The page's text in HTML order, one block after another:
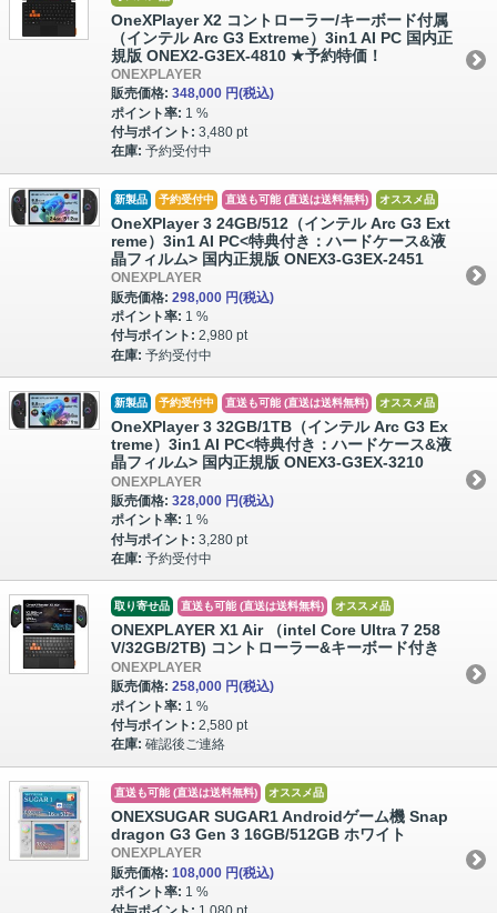
OneXPlayer X2 コントローラー/キーボード付属
（インテル Arc G3 Extreme）3in1 AI PC 国内正
規版 ONEX2-G3EX-4810 ★予約特価！
ONEXPLAYER
販売価格: 348,000 円(税込)
ポイント率: 1 %
付与ポイント: 3,480 pt
在庫: 予約受付中
新製品 予約受付中 直送も可能 (直送は送料無料) オススメ品
OneXPlayer 3 24GB/512（インテル Arc G3 Ext
reme）3in1 AI PC<特典付き：ハードケース&液
晶フィルム> 国内正規版 ONEX3-G3EX-2451
ONEXPLAYER
販売価格: 298,000 円(税込)
ポイント率: 1 %
付与ポイント: 2,980 pt
在庫: 予約受付中
新製品 予約受付中 直送も可能 (直送は送料無料) オススメ品
OneXPlayer 3 32GB/1TB（インテル Arc G3 Ex
treme）3in1 AI PC<特典付き：ハードケース&液
晶フィルム> 国内正規版 ONEX3-G3EX-3210
ONEXPLAYER
販売価格: 328,000 円(税込)
ポイント率: 1 %
付与ポイント: 3,280 pt
在庫: 予約受付中
取り寄せ品 直送も可能 (直送は送料無料) オススメ品
ONEXPLAYER X1 Air （intel Core Ultra 7 258
V/32GB/2TB) コントローラー&キーボード付き
ONEXPLAYER
販売価格: 258,000 円(税込)
ポイント率: 1 %
付与ポイント: 2,580 pt
在庫: 確認後ご連絡
直送も可能 (直送は送料無料) オススメ品
ONEXSUGAR SUGAR1 Androidゲーム機 Snap
dragon G3 Gen 3 16GB/512GB ホワイト
ONEXPLAYER
販売価格: 108,000 円(税込)
ポイント率: 1 %